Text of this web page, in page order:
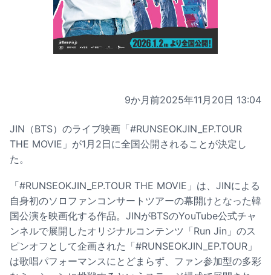
9か月前2025年11月20日 13:04
JIN（BTS）のライブ映画「#RUNSEOKJIN_EP.TOUR
THE MOVIE」が1月2日に全国公開されることが決定し
た。
「#RUNSEOKJIN_EP.TOUR THE MOVIE」は、JINによる
自身初のソロファンコンサートツアーの幕開けとなった韓
国公演を映画化する作品。JINがBTSのYouTube公式チャ
ンネルで展開したオリジナルコンテンツ「Run Jin」のス
ピンオフとして企画された「#RUNSEOKJIN_EP.TOUR」
は歌唱パフォーマンスにとどまらず、ファン参加型の多彩